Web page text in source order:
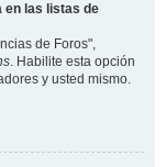
en las listas de
de Foros",
. Habilite esta opción
y usted mismo.